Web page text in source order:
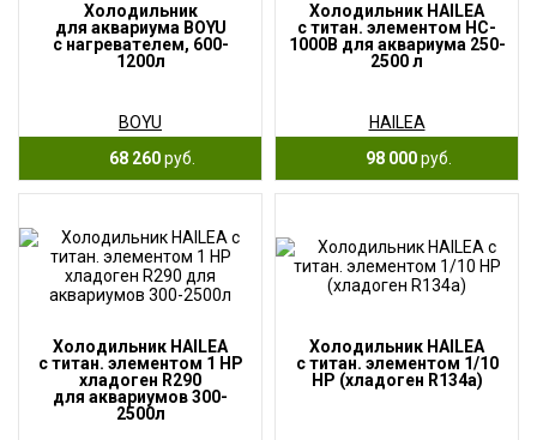
Холодильник
для аквариума BOYU
с нагревателем, 600-
1200л
BOYU
68 260руб.
Холодильник HAILEA
с титан. элементом HC-
1000B для аквариума 250-
2500 л
HAILEA
98 000руб.
Холодильник HAILEA
с титан. элементом 1 HP
хладоген R290
для аквариумов 300-
2500л
Холодильник HAILEA
с титан. элементом 1/10
HP (хладоген R134a)